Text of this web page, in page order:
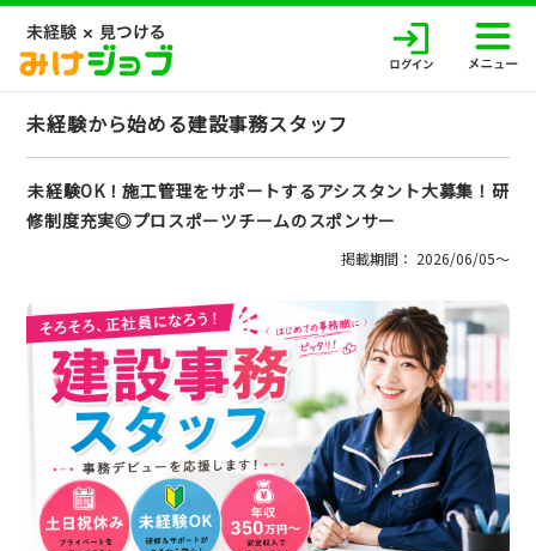
未経験から始める建設事務スタッフ
未経験OK！施工管理をサポートするアシスタント大募集！研
修制度充実◎プロスポーツチームのスポンサー
掲載期間： 2026/06/05〜